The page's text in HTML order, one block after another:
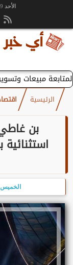
الأحد
الرئيسية
بن
الخميس